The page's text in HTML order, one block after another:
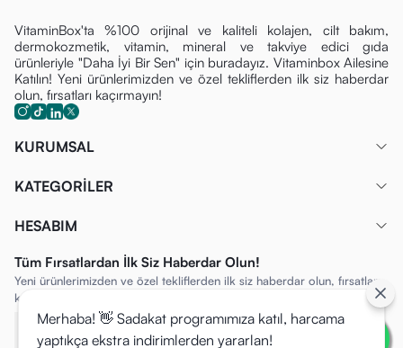
VitaminBox'ta %100 orijinal ve kaliteli kolajen, cilt bakım,
dermokozmetik, vitamin, mineral ve takviye edici gıda
ürünleriyle "Daha İyi Bir Sen" için buradayız. Vitaminbox Ailesine
Katılın! Yeni ürünlerimizden ve özel tekliflerden ilk siz haberdar
olun, fırsatları kaçırmayın!
KURUMSAL
KATEGORİLER
HESABIM
Tüm Fırsatlardan İlk Siz Haberdar Olun!
Yeni ürünlerimizden ve özel tekliflerden ilk siz haberdar olun, fırsatları
kaçırmayın!
Merhaba! 👋 Sadakat programımıza katıl, harcama
yaptıkça ekstra indirimlerden yararlan!